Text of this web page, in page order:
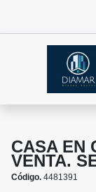
CASA EN
VENTA.
Código. 4481391